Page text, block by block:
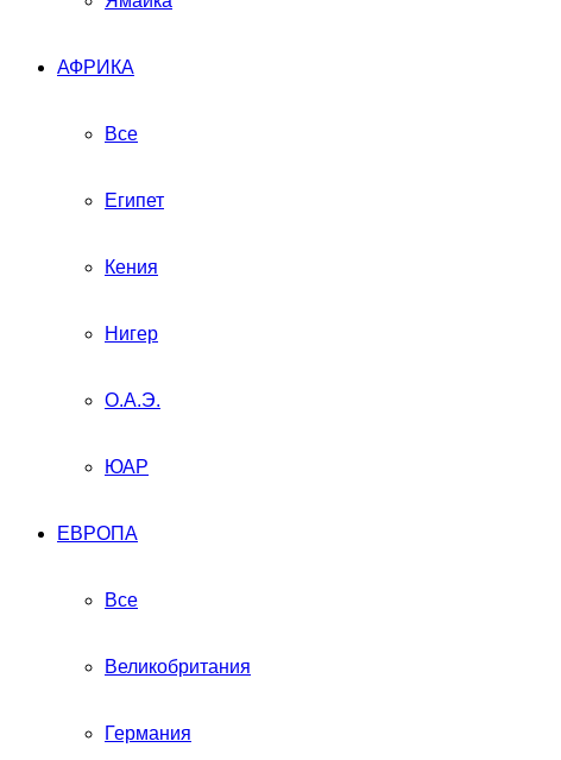
АФРИКА
Все
Египет
Кения
Нигер
О.А.Э.
ЮАР
ЕВРОПА
Все
Великобритания
Германия